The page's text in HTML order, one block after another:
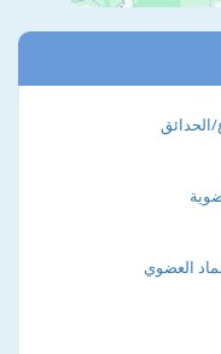
الحدائق
العضوي